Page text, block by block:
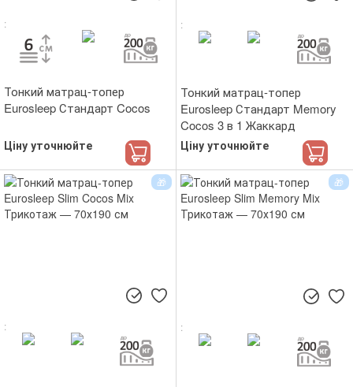
Тонкий матрац-топер
Eurosleep Стандарт Cocos
Ціну уточнюйте
Тонкий матрац-топер
Eurosleep Стандарт Memory
Cocos 3 в 1 Жаккард
Ціну уточнюйте